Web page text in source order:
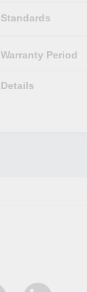
Standards
Warranty Period
Details